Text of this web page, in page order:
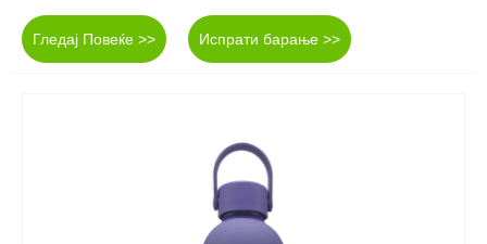
Гледај Повеќе >> Испрати барање >>